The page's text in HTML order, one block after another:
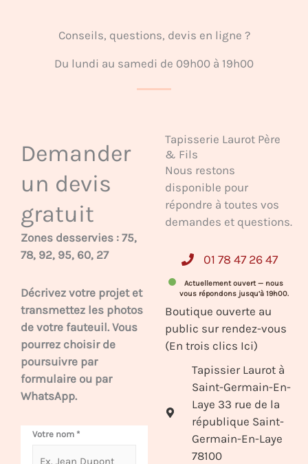
Conseils, questions, devis en ligne ?
Du lundi au samedi de 09h00 à 19h00
Demander
un devis
gratuit
Zones desservies : 75,
78, 92, 95, 60, 27
Décrivez votre projet et
transmettez les photos
de votre fauteuil. Vous
pourrez choisir de
poursuivre par
formulaire ou par
WhatsApp.
Votre nom *
Tapisserie Laurot Père
& Fils
Nous restons
disponible pour
répondre à toutes vos
demandes et questions.
01 78 47 26 47
Actuellement ouvert — nous
vous répondons jusqu’à 19h00.
Boutique ouverte au
public sur rendez-vous
(En trois clics Ici)
Tapissier Laurot à
Saint-Germain-En-
Laye 33 rue de la
république Saint-
Germain-En-Laye
78100